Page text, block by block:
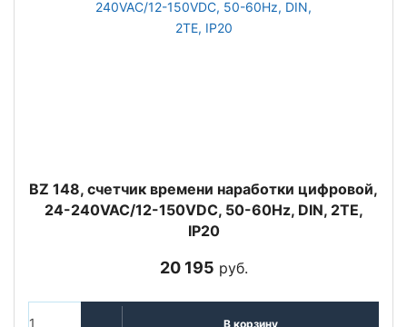
BZ 148, счетчик времени наработки цифровой,
24-240VAC/12-150VDC, 50-60Hz, DIN, 2ТЕ,
IP20
20 195 руб.
В корзину